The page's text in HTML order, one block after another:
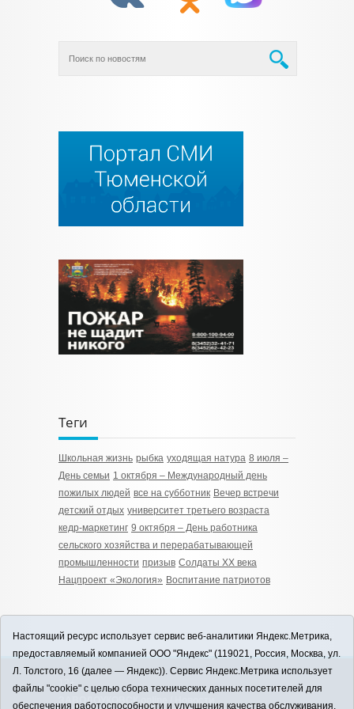
Теги
Школьная жизнь рыбка уходящая натура 8 июля –
День семьи 1 октября – Международный день
пожилых людей все на субботник Вечер встречи
детский отдых университет третьего возраста
кедр-маркетинг 9 октября – День работника
сельского хозяйства и перерабатывающей
промышленности призыв Солдаты ХХ века
Нацпроект «Экология» Воспитание патриотов
12+
ЗАВОДОУКОВСК online / Новости
Настоящий ресурс использует сервис веб-аналитики Яндекс.Метрика,
предоставляемый компанией ООО "Яндекс" (119021, Россия, Москва, ул.
Л. Толстого, 16 (далее — Яндекс)). Сервис Яндекс.Метрика использует
файлы "cookie" с целью сбора технических данных посетителей для
обеспечения работоспособности и улучшения качества обслуживания.